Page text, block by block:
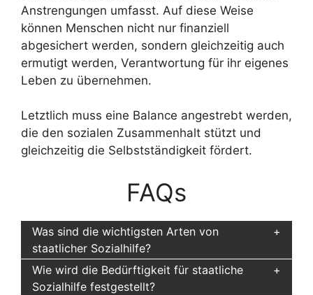
Anstrengungen umfasst. Auf diese Weise
können Menschen nicht nur finanziell
abgesichert werden, sondern gleichzeitig auch
ermutigt werden, Verantwortung für ihr eigenes
Leben zu übernehmen.
Letztlich muss eine Balance angestrebt werden,
die den sozialen Zusammenhalt stützt und
gleichzeitig die Selbstständigkeit fördert.
FAQs
Was sind die wichtigsten Arten von
staatlicher Sozialhilfe?
Wie wird die Bedürftigkeit für staatliche
Sozialhilfe festgestellt?